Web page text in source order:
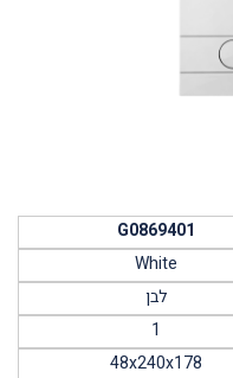
G0869401
White
לבן
1
48x240x178